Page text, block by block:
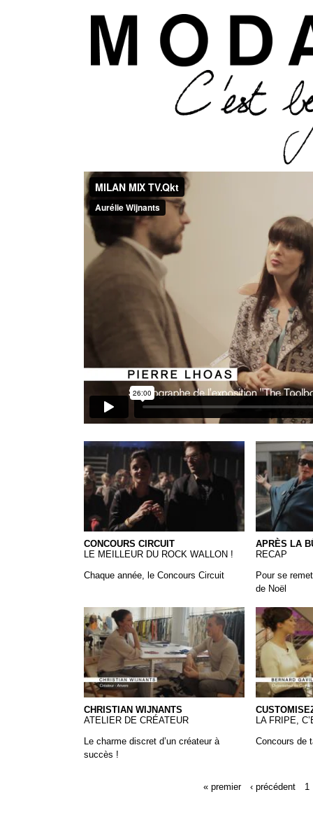
Aller
ModaModa
18 CONCOURS-CIRCUIT
CONCOURS CIRCUIT
LE MEILLEUR DU ROCK WALLON !
Chaque année, le Concours Circuit
Moda
APRÈS LA
RECAP
Pour se
de Noël
Christian Wijnants
CHRISTIAN WIJNANTS
ATELIER DE CRÉATEUR
Le charme discret d’un créateur à
succès !
14-
LA FRIPE,
Concours de
« premier ‹ précédent 1